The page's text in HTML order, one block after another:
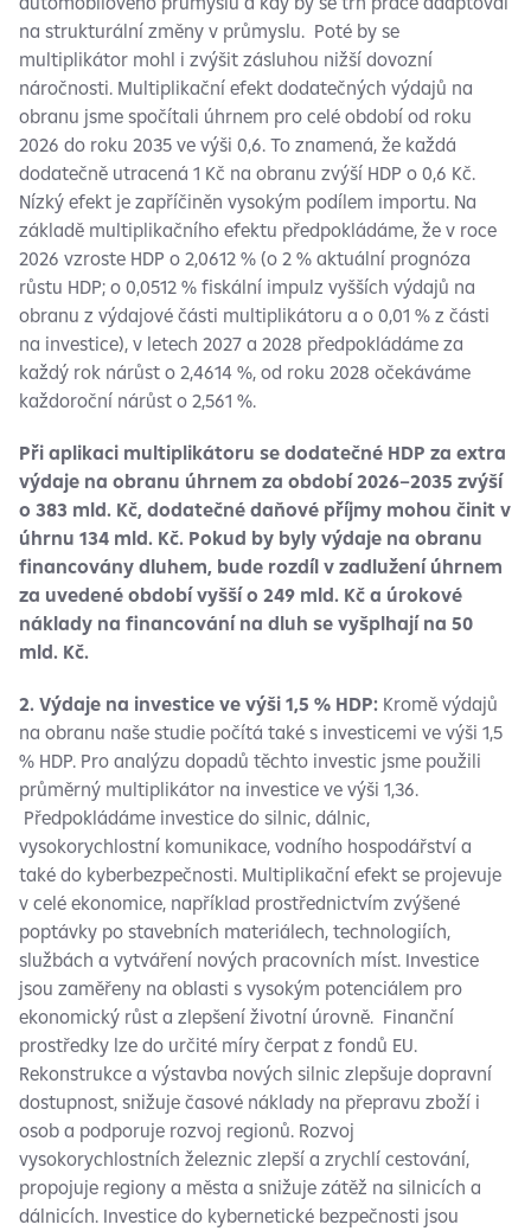
na strukturální změny v průmyslu. Poté by se
multiplikátor mohl i zvýšit zásluhou nižší dovozní
náročnosti. Multiplikační efekt dodatečných výdajů na
obranu jsme spočítali úhrnem pro celé období od roku
2026 do roku 2035 ve výši 0,6. To znamená, že každá
dodatečně utracená 1 Kč na obranu zvýší HDP o 0,6 Kč.
Nízký efekt je zapříčiněn vysokým podílem importu. Na
základě multiplikačního efektu předpokládáme, že v roce
2026 vzroste HDP o 2,0612 % (o 2 % aktuální prognóza
růstu HDP; o 0,0512 % fiskální impulz vyšších výdajů na
obranu z výdajové části multiplikátoru a o 0,01 % z části
na investice), v letech 2027 a 2028 předpokládáme za
každý rok nárůst o 2,4614 %, od roku 2028 očekáváme
každoroční nárůst o 2,561 %.
Při aplikaci multiplikátoru se dodatečné HDP za extra
výdaje na obranu úhrnem za období 2026–2035 zvýší
o 383 mld. Kč, dodatečné daňové příjmy mohou činit v
úhrnu 134 mld. Kč. Pokud by byly výdaje na obranu
financovány dluhem, bude rozdíl v zadlužení úhrnem
za uvedené období vyšší o 249 mld. Kč a úrokové
náklady na financování na dluh se vyšplhají na 50
mld. Kč.
2. Výdaje na investice ve výši 1,5 % HDP: Kromě výdajů
na obranu naše studie počítá také s investicemi ve výši 1,5
% HDP. Pro analýzu dopadů těchto investic jsme použili
průměrný multiplikátor na investice ve výši 1,36.
Předpokládáme investice do silnic, dálnic,
vysokorychlostní komunikace, vodního hospodářství a
také do kyberbezpečnosti. Multiplikační efekt se projevuje
v celé ekonomice, například prostřednictvím zvýšené
poptávky po stavebních materiálech, technologiích,
službách a vytváření nových pracovních míst. Investice
jsou zaměřeny na oblasti s vysokým potenciálem pro
ekonomický růst a zlepšení životní úrovně. Finanční
prostředky lze do určité míry čerpat z fondů EU.
Rekonstrukce a výstavba nových silnic zlepšuje dopravní
dostupnost, snižuje časové náklady na přepravu zboží i
osob a podporuje rozvoj regionů. Rozvoj
vysokorychlostních železnic zlepší a zrychlí cestování,
propojuje regiony a města a snižuje zátěž na silnicích a
dálnicích. Investice do kybernetické bezpečnosti jsou